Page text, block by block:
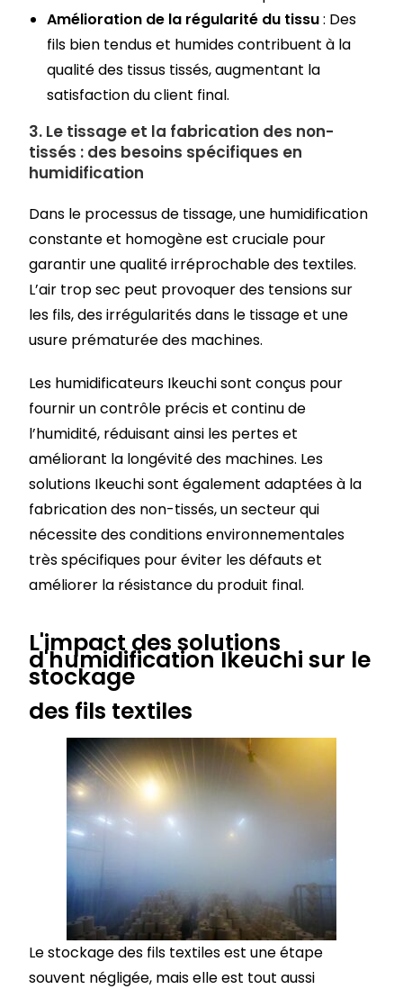
Amélioration de la régularité du tissu: Des
fils bien tendus et humides contribuent à la
qualité des tissus tissés, augmentant la
satisfaction du client final.
3. Le tissage et la fabrication des non-
tissés : des besoins spécifiques en
humidification
Dans le processus de tissage, une humidification
constante et homogène est cruciale pour
garantir une qualité irréprochable des textiles.
L’air trop sec peut provoquer des tensions sur
les fils, des irrégularités dans le tissage et une
usure prématurée des machines.
Les humidificateurs Ikeuchi sont conçus pour
fournir un contrôle précis et continu de
l’humidité, réduisant ainsi les pertes et
améliorant la longévité des machines. Les
solutions Ikeuchi sont également adaptées à la
fabrication des non-tissés, un secteur qui
nécessite des conditions environnementales
très spécifiques pour éviter les défauts et
améliorer la résistance du produit final.
L'impact des solutions
d'humidification Ikeuchi sur le
stockage
des fils textiles
Le stockage des fils textiles est une étape
souvent négligée, mais elle est tout aussi